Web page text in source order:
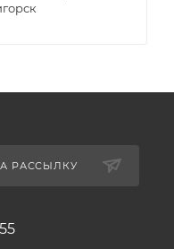
РАССЫЛКУ